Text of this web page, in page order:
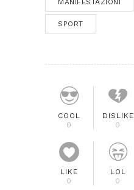
SPORT
COOL
0
DISLIKE
0
LIKE
0
LOL
0